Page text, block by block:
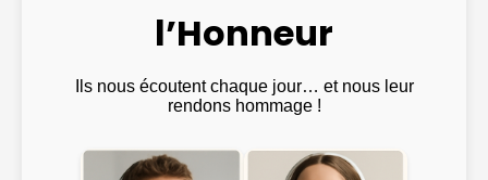
l’Honneur
Ils nous écoutent chaque jour… et nous leur
rendons hommage !